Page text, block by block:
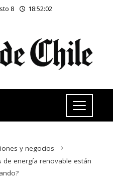
8 18:52:03
y negocios
de energía renovable están